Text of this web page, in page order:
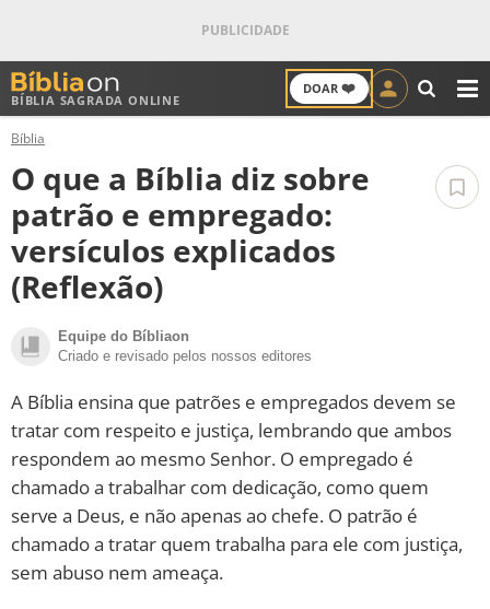
BÍBLIA SAGRADA ONLINE
DOAR ❤️
ANTIGO TESTAMENTO
NOVO TESTAMENTO
VERSÍCULOS
VERSÍCULO DO DIA
PALAVRA DO DIA
DEVOCIONAL DIÁRIO
10 MANDAMENTOS
ESTUDOS BÍBLICOS
Bíblia
O que a Bíblia diz sobre
patrão e empregado:
versículos explicados
(Reflexão)
Equipe do Bíbliaon
Criado e revisado pelos nossos editores
A Bíblia ensina que patrões e empregados devem se
tratar com respeito e justiça, lembrando que ambos
respondem ao mesmo Senhor. O empregado é
chamado a trabalhar com dedicação, como quem
serve a Deus, e não apenas ao chefe. O patrão é
chamado a tratar quem trabalha para ele com justiça,
sem abuso nem ameaça.